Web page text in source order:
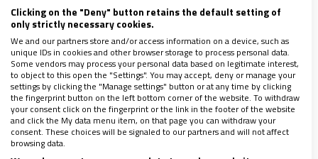
Clicking on the "Deny" button retains the default setting of
only strictly necessary cookies.
We and our partners store and/or access information on a device, such as
unique IDs in cookies and other browser storage to process personal data.
Some vendors may process your personal data based on legitimate interest,
to object to this open the "Settings". You may accept, deny or manage your
settings by clicking the "Manage settings" button or at any time by clicking
the fingerprint button on the left bottom corner of the website. To withdraw
your consent click on the fingerprint or the link in the footer of the website
and click the My data menu item, on that page you can withdraw your
consent. These choices will be signaled to our partners and will not affect
browsing data.